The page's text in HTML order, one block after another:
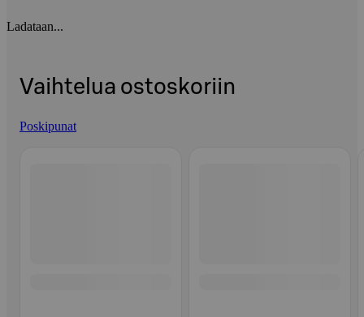
Ladataan...
Vaihtelua ostoskoriin
Poskipunat